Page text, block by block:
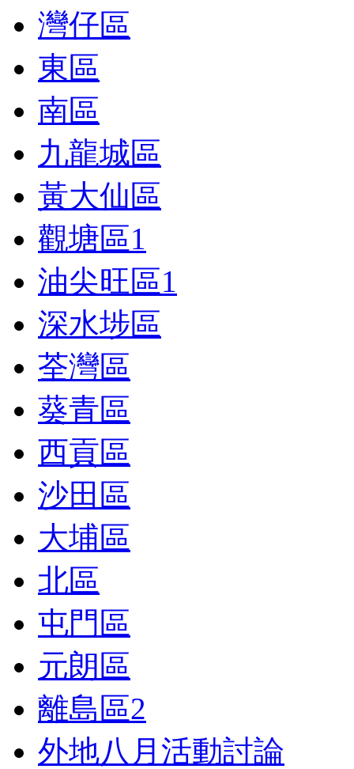
灣仔區
東區
南區
九龍城區
黃大仙區
觀塘區1
油尖旺區1
深水埗區
荃灣區
葵青區
西貢區
沙田區
大埔區
北區
屯門區
元朗區
離島區2
外地八月活動討論